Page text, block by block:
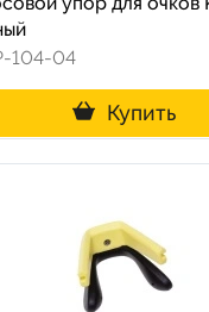
104-04
Купить